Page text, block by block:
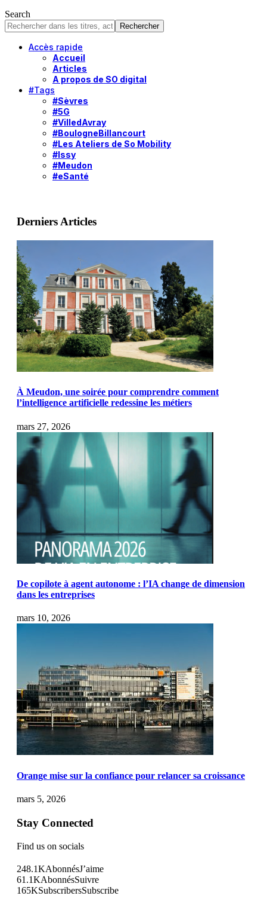
Search
Accès rapide
Accueil
Articles
A propos de SO digital
#Tags
#Sèvres
#5G
#VilledAvray
#BoulogneBillancourt
#Les Ateliers de So Mobility
#Issy
#Meudon
#eSanté
Derniers Articles
À Meudon, une soirée pour comprendre comment
l’intelligence artificielle redessine les métiers
mars 27, 2026
De copilote à agent autonome : l’IA change de dimension
dans les entreprises
mars 10, 2026
Orange mise sur la confiance pour relancer sa croissance
mars 5, 2026
Stay Connected
Find us on socials
248.1KAbonnésJ’aime
61.1KAbonnésSuivre
165KSubscribersSubscribe